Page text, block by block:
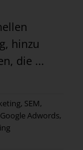
hinzu
die ...
, SEM,
Google Adwords,